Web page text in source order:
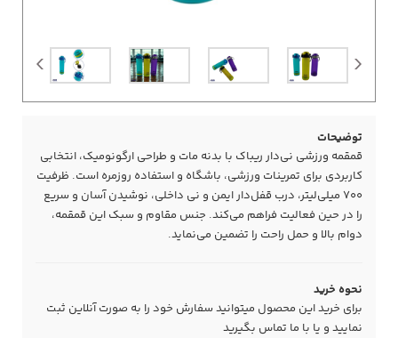
توضیحات
قمقمه ورزشی نی‌دار ریباک با بدنه مات و طراحی ارگونومیک، انتخابی
کاربردی برای تمرینات ورزشی، باشگاه و استفاده روزمره است. ظرفیت
۷۰۰ میلی‌لیتر، درب قفل‌دار ایمن و نی داخلی، نوشیدن آسان و سریع
را در حین فعالیت فراهم می‌کند. جنس مقاوم و سبک این قمقمه،
دوام بالا و حمل راحت را تضمین می‌نماید.
نحوه خرید
برای خرید این محصول میتوانید سفارش خود را به صورت آنلاین ثبت
نمایید و یا با ما تماس بگیرید